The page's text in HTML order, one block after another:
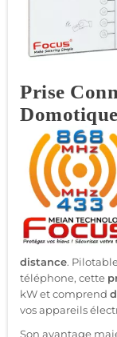
Prise
Domotique
distance.
téléphone, cette
kW et comprend
vos appareils
Son avantage